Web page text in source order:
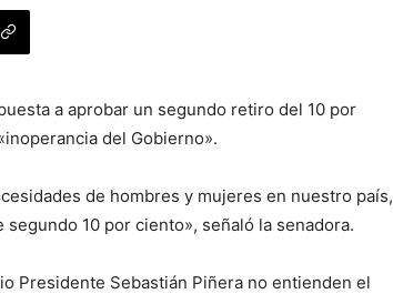
a aprobar un segundo retiro del 10 por
del Gobierno».
de hombres y mujeres en nuestro país,
10 por ciento», señaló la senadora.
Presidente Sebastián Piñera no entienden el